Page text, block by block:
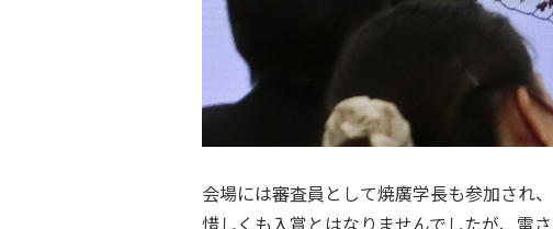
会場には審査員として焼廣学長も参加され
惜しくも入賞とはなりませんでしたが、雷